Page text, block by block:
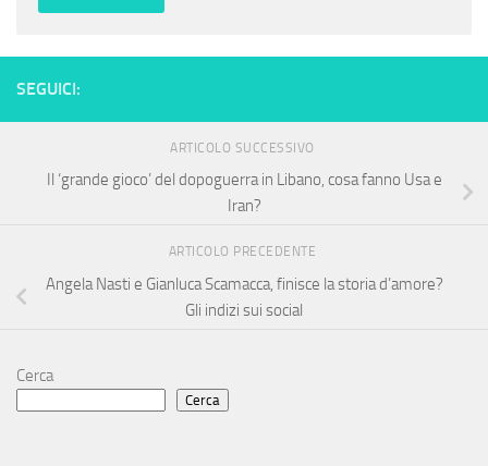
SEGUICI:
ARTICOLO SUCCESSIVO
Il ‘grande gioco’ del dopoguerra in Libano, cosa fanno Usa e
Iran?
ARTICOLO PRECEDENTE
Angela Nasti e Gianluca Scamacca, finisce la storia d’amore?
Gli indizi sui social
Cerca
Cerca